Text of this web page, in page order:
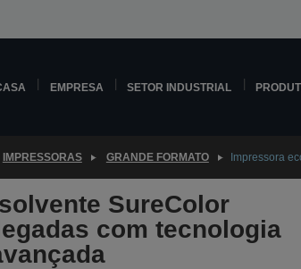
EMPRESA SETOR INDUSTRIAL
IMPRESSORAS GRANDE FORMATO Impressora
SureColor
com tecnologia